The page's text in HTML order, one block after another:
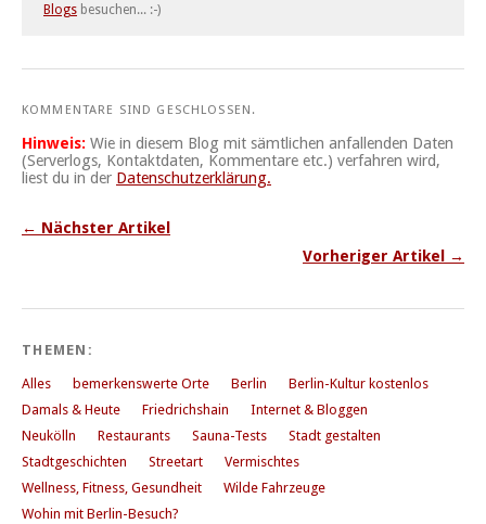
Blogs besuchen... :-)
KOMMENTARE SIND GESCHLOSSEN.
Hinweis: Wie in diesem Blog mit sämtlichen anfallenden Daten
(Serverlogs, Kontaktdaten, Kommentare etc.) verfahren wird,
liest du in der Datenschutzerklärung.
← Nächster Artikel
Vorheriger Artikel →
THEMEN:
Alles bemerkenswerte Orte Berlin
Berlin-Kultur kostenlos
Damals & Heute
Friedrichshain
Internet & Bloggen
Neukölln
Restaurants Sauna-Tests
Stadt gestalten
Stadtgeschichten
Streetart
Vermischtes
Wellness, Fitness, Gesundheit
Wilde Fahrzeuge
Wohin mit Berlin-Besuch?